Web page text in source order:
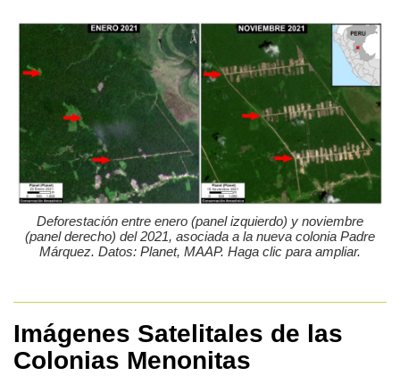
Deforestación entre enero (panel izquierdo) y noviembre
(panel derecho) del 2021, asociada a la nueva colonia Padre
Márquez. Datos: Planet, MAAP. Haga clic para ampliar.
Imágenes Satelitales de las
Colonias Menonitas